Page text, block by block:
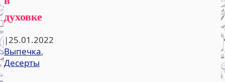
духовке
|25.01.2022
Выпечка,
Десерты